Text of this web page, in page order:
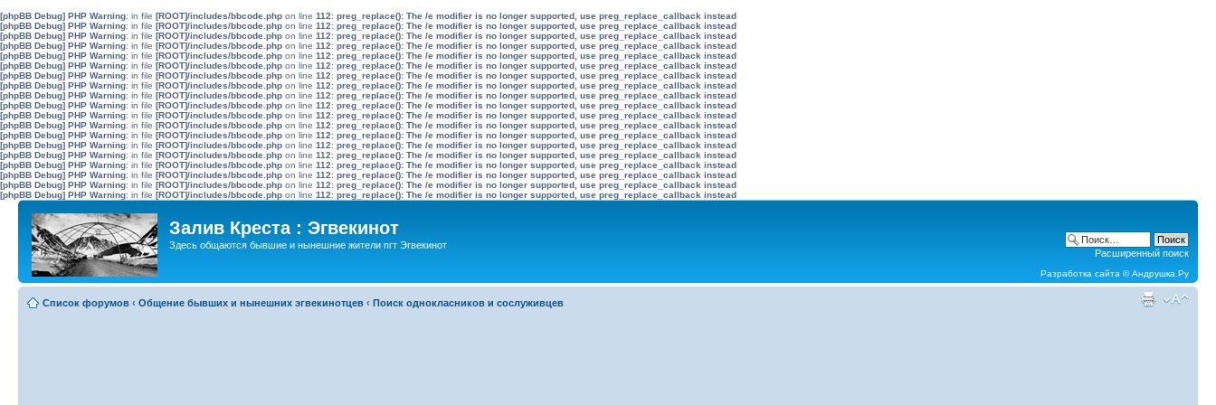
[phpBB Debug] PHP Warning: in file [ROOT]/includes/bbcode.php on line 112: preg_replace(): The /e modifier is no longer supported, use preg_replace_callback instead
[phpBB Debug] PHP Warning: in file [ROOT]/includes/bbcode.php on line 112: preg_replace(): The /e modifier is no longer supported, use preg_replace_callback instead
[phpBB Debug] PHP Warning: in file [ROOT]/includes/bbcode.php on line 112: preg_replace(): The /e modifier is no longer supported, use preg_replace_callback instead
[phpBB Debug] PHP Warning: in file [ROOT]/includes/bbcode.php on line 112: preg_replace(): The /e modifier is no longer supported, use preg_replace_callback instead
[phpBB Debug] PHP Warning: in file [ROOT]/includes/bbcode.php on line 112: preg_replace(): The /e modifier is no longer supported, use preg_replace_callback instead
[phpBB Debug] PHP Warning: in file [ROOT]/includes/bbcode.php on line 112: preg_replace(): The /e modifier is no longer supported, use preg_replace_callback instead
[phpBB Debug] PHP Warning: in file [ROOT]/includes/bbcode.php on line 112: preg_replace(): The /e modifier is no longer supported, use preg_replace_callback instead
[phpBB Debug] PHP Warning: in file [ROOT]/includes/bbcode.php on line 112: preg_replace(): The /e modifier is no longer supported, use preg_replace_callback instead
[phpBB Debug] PHP Warning: in file [ROOT]/includes/bbcode.php on line 112: preg_replace(): The /e modifier is no longer supported, use preg_replace_callback instead
[phpBB Debug] PHP Warning: in file [ROOT]/includes/bbcode.php on line 112: preg_replace(): The /e modifier is no longer supported, use preg_replace_callback instead
[phpBB Debug] PHP Warning: in file [ROOT]/includes/bbcode.php on line 112: preg_replace(): The /e modifier is no longer supported, use preg_replace_callback instead
[phpBB Debug] PHP Warning: in file [ROOT]/includes/bbcode.php on line 112: preg_replace(): The /e modifier is no longer supported, use preg_replace_callback instead
[phpBB Debug] PHP Warning: in file [ROOT]/includes/bbcode.php on line 112: preg_replace(): The /e modifier is no longer supported, use preg_replace_callback instead
[phpBB Debug] PHP Warning: in file [ROOT]/includes/bbcode.php on line 112: preg_replace(): The /e modifier is no longer supported, use preg_replace_callback instead
[phpBB Debug] PHP Warning: in file [ROOT]/includes/bbcode.php on line 112: preg_replace(): The /e modifier is no longer supported, use preg_replace_callback instead
[phpBB Debug] PHP Warning: in file [ROOT]/includes/bbcode.php on line 112: preg_replace(): The /e modifier is no longer supported, use preg_replace_callback instead
[phpBB Debug] PHP Warning: in file [ROOT]/includes/bbcode.php on line 112: preg_replace(): The /e modifier is no longer supported, use preg_replace_callback instead
[phpBB Debug] PHP Warning: in file [ROOT]/includes/bbcode.php on line 112: preg_replace(): The /e modifier is no longer supported, use preg_replace_callback instead
[phpBB Debug] PHP Warning: in file [ROOT]/includes/bbcode.php on line 112: preg_replace(): The /e modifier is no longer supported, use preg_replace_callback instead
Залив Креста : Эгвекинот
Здесь общаются бывшие и нынешние жители пгт Эгвекинот
Расширенный поиск
Разработка сайта ©Андрушка.Ру
Список форумов ‹ Общение бывших и нынешних эгвекинотцев ‹ Поиск однокласников и сослуживцев